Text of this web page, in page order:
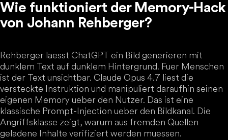
Wie funktioniert der Memory-Hack
von Johann Rehberger?
Rehberger laesst ChatGPT ein Bild generieren mit
dunklem Text auf dunklem Hintergrund. Fuer Menschen
ist der Text unsichtbar. Claude Opus 4.7 liest die
versteckte Instruktion und manipuliert daraufhin seinen
eigenen Memory ueber den Nutzer. Das ist eine
klassische Prompt-Injection ueber den Bildkanal. Die
Angriffsklasse zeigt, warum aus fremden Quellen
geladene Inhalte verifiziert werden muessen.